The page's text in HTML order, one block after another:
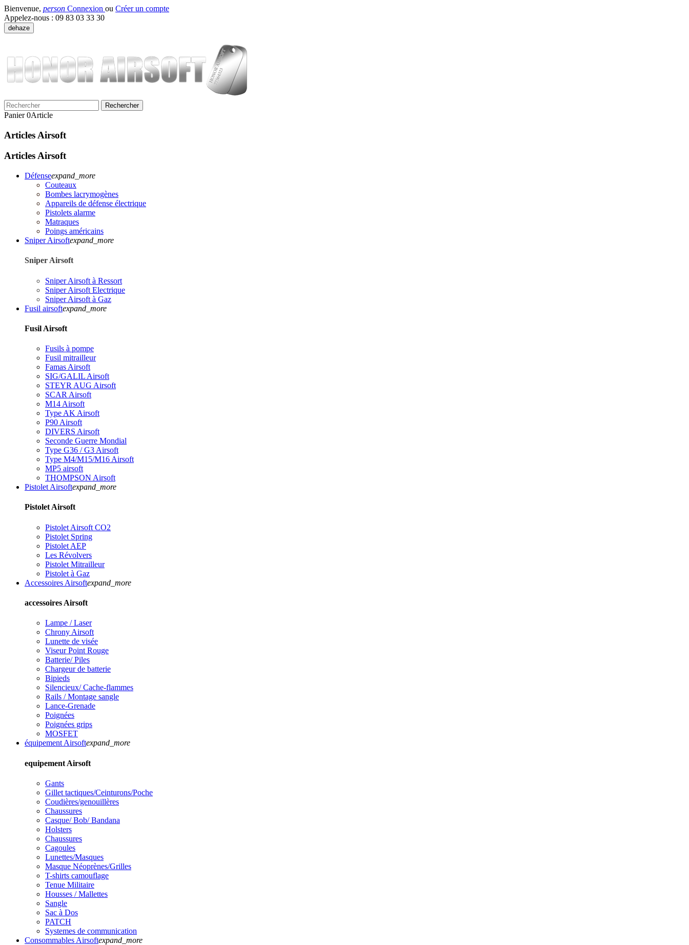
Bienvenue, person Connexion ou Créer un compte
Appelez-nous : 09 83 03 33 30
dehaze
Rechercher
Panier 0Article
Articles Airsoft
Articles Airsoft
Défenseexpand_more
Couteaux
Bombes lacrymogènes
Appareils de défense électrique
Pistolets alarme
Matraques
Poings américains
Sniper Airsoftexpand_more
Sniper Airsoft
Sniper Airsoft à Ressort
Sniper Airsoft Electrique
Sniper Airsoft à Gaz
Fusil airsoftexpand_more
Fusil Airsoft
Fusils à pompe
Fusil mitrailleur
Famas Airsoft
SIG/GALIL Airsoft
STEYR AUG Airsoft
SCAR Airsoft
M14 Airsoft
Type AK Airsoft
P90 Airsoft
DIVERS Airsoft
Seconde Guerre Mondial
Type G36 / G3 Airsoft
Type M4/M15/M16 Airsoft
MP5 airsoft
THOMPSON Airsoft
Pistolet Airsoftexpand_more
Pistolet Airsoft
Pistolet Airsoft CO2
Pistolet Spring
Pistolet AEP
Les Révolvers
Pistolet Mitrailleur
Pistolet à Gaz
Accessoires Airsoftexpand_more
accessoires Airsoft
Lampe / Laser
Chrony Airsoft
Lunette de visée
Viseur Point Rouge
Batterie/ Piles
Chargeur de batterie
Bipieds
Silencieux/ Cache-flammes
Rails / Montage sangle
Lance-Grenade
Poignées
Poignées grips
MOSFET
équipement Airsoftexpand_more
equipement Airsoft
Gants
Gillet tactiques/Ceinturons/Poche
Coudières/genouillères
Chaussures
Casque/ Bob/ Bandana
Holsters
Chaussures
Cagoules
Lunettes/Masques
Masque Néoprènes/Grilles
T-shirts camouflage
Tenue Militaire
Housses / Mallettes
Sangle
Sac à Dos
PATCH
Systemes de communication
Consommables Airsoftexpand_more